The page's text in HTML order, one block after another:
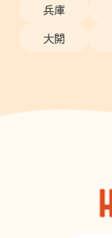
兵庫
大開